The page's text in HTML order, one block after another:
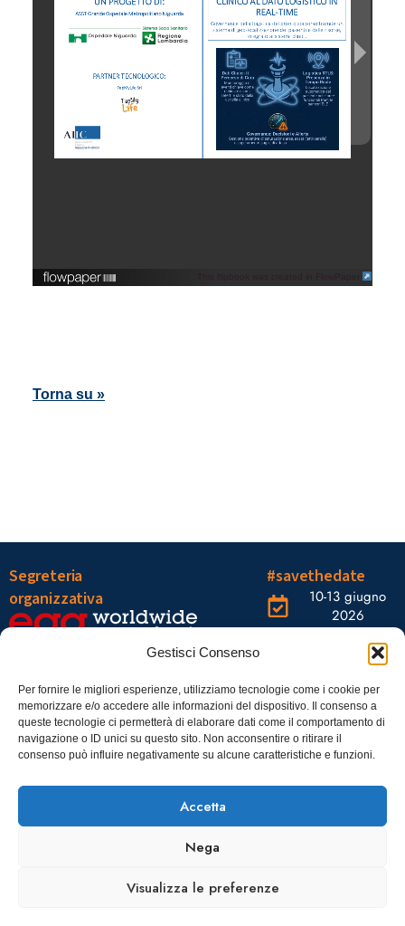
Gestisci Consenso
Per fornire le migliori esperienze, utilizziamo tecnologie come i cookie per
memorizzare e/o accedere alle informazioni del dispositivo. Il consenso a
queste tecnologie ci permetterà di elaborare dati come il comportamento di
navigazione o ID unici su questo sito. Non acconsentire o ritirare il
consenso può influire negativamente su alcune caratteristiche e funzioni.
Accetta
Nega
Visualizza le preferenze
Torna su »
Segreteria
organizzativa
Tel.: 06328121
infoaiic2026@ega.it
#savethedate
10-13 giugno
2026
OGR Torino
Castelfidardo,
22 10128
Torino
SCARICA
ICS